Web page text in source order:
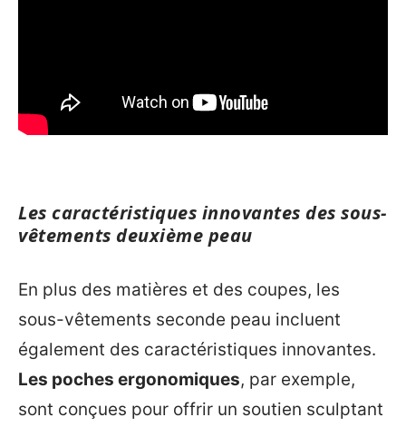
Les caractéristiques innovantes des sous-
vêtements deuxième peau
En plus des matières et des coupes, les
sous-vêtements seconde peau incluent
également des caractéristiques innovantes.
Les poches ergonomiques, par exemple,
sont conçues pour offrir un soutien sculptant